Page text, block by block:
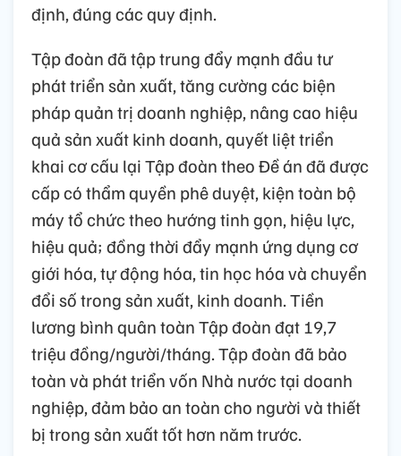
định, đúng các quy định.
Tập đoàn đã tập trung đẩy mạnh đầu tư
phát triển sản xuất, tăng cường các biện
pháp quản trị doanh nghiệp, nâng cao hiệu
quả sản xuất kinh doanh, quyết liệt triển
khai cơ cấu lại Tập đoàn theo Đề án đã được
cấp có thẩm quyền phê duyệt, kiện toàn bộ
máy tổ chức theo hướng tinh gọn, hiệu lực,
hiệu quả; đồng thời đẩy mạnh ứng dụng cơ
giới hóa, tự động hóa, tin học hóa và chuyển
đổi số trong sản xuất, kinh doanh. Tiền
lương bình quân toàn Tập đoàn đạt 19,7
triệu đồng/người/tháng. Tập đoàn đã bảo
toàn và phát triển vốn Nhà nước tại doanh
nghiệp, đảm bảo an toàn cho người và thiết
bị trong sản xuất tốt hơn năm trước.